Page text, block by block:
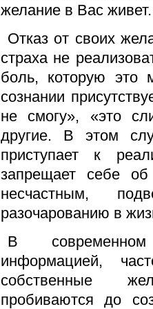
желание в Вас живет.
Отказ от своих
страха не
боль, которую это
сознании
не смогу», «это
другие. В этом
приступает к
запрещает себе
несчастным,
разочарованию в
В
информацией,
собственные
пробиваются до